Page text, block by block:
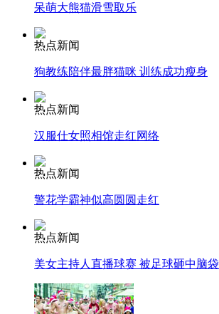
消防员救轻生者
纽约上演“枕头大战”
司机酒驾遇交警 急速倒车逃窜
呆萌大熊猫滑雪取乐
热点新闻
狗教练陪伴最胖猫咪 训练成功瘦身
热点新闻
汉服仕女照相馆走红网络
热点新闻
警花学霸神似高圆圆走红
热点新闻
美女主持人直播球赛 被足球砸中脑袋